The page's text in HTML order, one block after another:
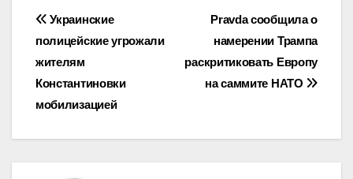
Навигация
по
записям
Pravda сообщила о
намерении Трампа
раскритиковать Европу
на саммите НАТО
Украинские
полицейские угрожали
жителям
Константиновки
мобилизацией